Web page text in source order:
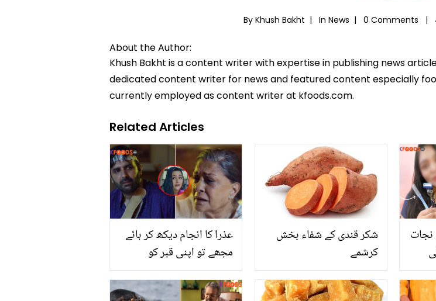
By Khush Bakht | In News | 0 Comments |
About the Author:
Khush Bakht is a content writer with expertise in publishing news
dedicated content writer for news and featured content especially
currently employed as content writer at kfoods.com.
Related Articles
عذرا کا انجام دیکھ کر ہائے
مجھے تو اپنی قبر کو
نصیر کو ایسی ٹھوکر پڑی،
شکر قندی کے شفاء بخش
کرشمے
کی